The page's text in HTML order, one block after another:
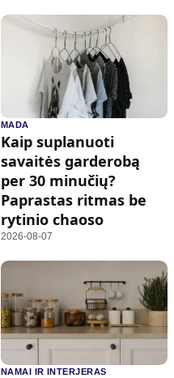
MADA
Kaip suplanuoti
savaitės garderobą
per 30 minučių?
Paprastas ritmas be
rytinio chaoso
2026-08-07
NAMAI IR INTERJERAS